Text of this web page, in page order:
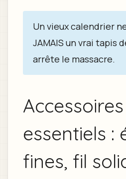
Un vieux calendrier
JAMAIS un vrai tapis
arrête le massacre.
Accessoires
essentiels :
fines, fil